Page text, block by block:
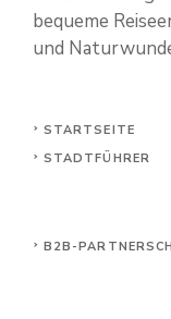
bequeme
und
STARTSEITE
STADTFÜHRER
B2B-